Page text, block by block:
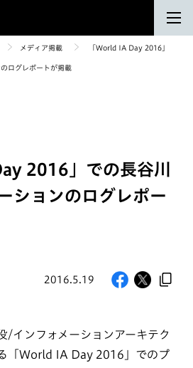
メディア掲載 「World IA Day 2016」
ログレポートが掲載
2016」での長谷川
ションのログレポー
2016.5.19
/インフォメーションアーキテク
「World IA Day 2016」でのプ